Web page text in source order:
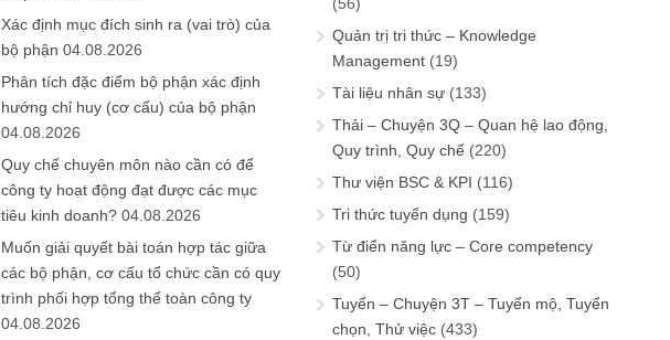
Xác định mục đích sinh ra (vai trò) của
bộ phận 04.08.2026
Phân tích đặc điểm bộ phận xác định
hướng chỉ huy (cơ cấu) của bộ phận
04.08.2026
Quy chế chuyên môn nào cần có để
công ty hoạt động đạt được các mục
tiêu kinh doanh? 04.08.2026
Muốn giải quyết bài toán hợp tác giữa
các bộ phận, cơ cấu tổ chức cần có quy
trình phối hợp tổng thể toàn công ty
04.08.2026
(56)
Quản trị tri thức – Knowledge
Management (19)
Tài liệu nhân sự (133)
Thải – Chuyện 3Q – Quan hệ lao động,
Quy trình, Quy chế (220)
Thư viện BSC & KPI (116)
Tri thức tuyển dụng (159)
Từ điển năng lực – Core competency
(50)
Tuyển – Chuyện 3T – Tuyển mộ, Tuyển
chọn, Thử việc (433)